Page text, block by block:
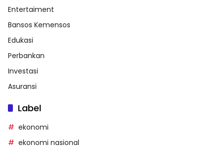
Entertaiment
Bansos Kemensos
Edukasi
Perbankan
Investasi
Asuransi
Label
ekonomi
ekonomi nasional